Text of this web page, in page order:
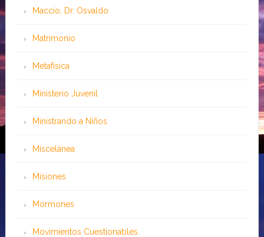
Maccio, Dr. Osvaldo
Matrimonio
Metafísica
Ministerio Juvenil
Ministrando a Niños
Miscelánea
Misiones
Mormones
Movimientos Cuestionables